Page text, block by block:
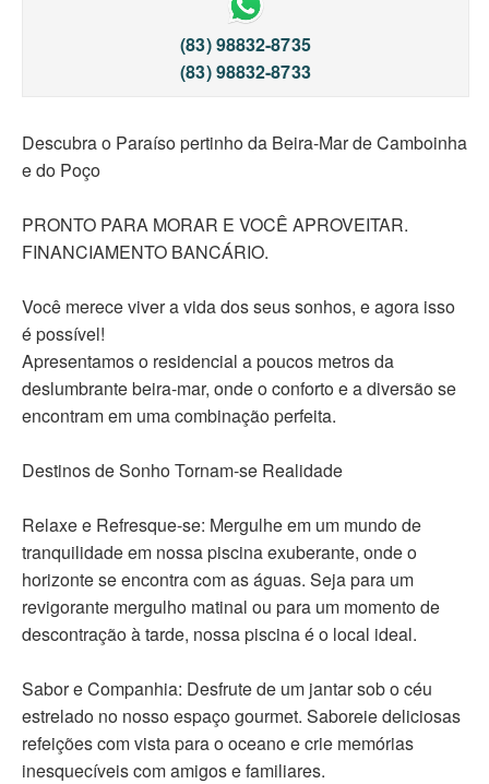
(83) 98832-8735
(83) 98832-8733
Descubra o Paraíso pertinho da Beira-Mar de Camboinha
e do Poço
PRONTO PARA MORAR E VOCÊ APROVEITAR.
FINANCIAMENTO BANCÁRIO.
Você merece viver a vida dos seus sonhos, e agora isso
é possível!
Apresentamos o residencial a poucos metros da
deslumbrante beira-mar, onde o conforto e a diversão se
encontram em uma combinação perfeita.
Destinos de Sonho Tornam-se Realidade
Relaxe e Refresque-se: Mergulhe em um mundo de
tranquilidade em nossa piscina exuberante, onde o
horizonte se encontra com as águas. Seja para um
revigorante mergulho matinal ou para um momento de
descontração à tarde, nossa piscina é o local ideal.
Sabor e Companhia: Desfrute de um jantar sob o céu
estrelado no nosso espaço gourmet. Saboreie deliciosas
refeições com vista para o oceano e crie memórias
inesquecíveis com amigos e familiares.